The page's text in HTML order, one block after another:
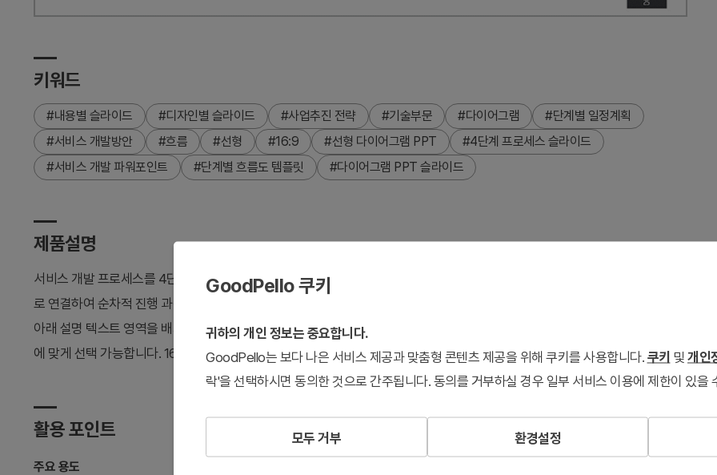
키워드
#내용별 슬라이드 #디자인별 슬라이드 #사업추진 전략 #기술부문 #다이어그램
#단계별 일정계획
#서비스 개발방안
#흐름 #선형 #16:9 #선형 다이어그램 PPT
#4단계 프로세스 슬라이드
#서비스 개발 파워포인트
#단계별 흐름도 템플릿 #다이어그램 PPT 슬라이드
제품설명
서비스 개발 프로세스를 4단계 선형 흐름으로 표현하는 파워포인트 슬라이드입니다. 각 단계를 원형 아이콘으로 표시하고 화살표
로 연결하여 순차적 진행 과정을 명확하게 시각화합니다. 회색·적색·검정색·적색의 다색 배치로 단계별 강조를 구현하며, 각 노드
아래 설명 텍스트 영역을 배치하여 상세 정보 입력이 용이합니다. 2가지 색상 조합(적색 강조·청색 강조)으로 제공되어 발표 맥락
에 맞게 선택 가능합니다. 16:9 와이드 포맷 2장 구성으로 즉시 편집·활용할 수 있습니다.
활용 포인트
주요 용도
GoodPello 쿠키
귀하의 개인 정보는 중요합니다.
GoodPello는 보다 나은 서비스 제공과 맞춤형 콘텐츠 제공을 위해 쿠키를 사용합니다. 쿠키 및 개인
락'을 선택하시면 동의한 것으로 간주됩니다. 동의를 거부하실 경우 일부 서비스 이용에 제한이 있을
모두 거부 환경설정